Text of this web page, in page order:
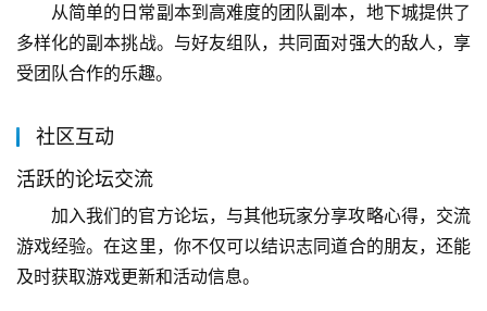
从简单的日常副本到高难度的团队副本，地下城提供了
多样化的副本挑战。与好友组队，共同面对强大的敌人，享
受团队合作的乐趣。
社区互动
活跃的论坛交流
加入我们的官方论坛，与其他玩家分享攻略心得，交流
游戏经验。在这里，你不仅可以结识志同道合的朋友，还能
及时获取游戏更新和活动信息。